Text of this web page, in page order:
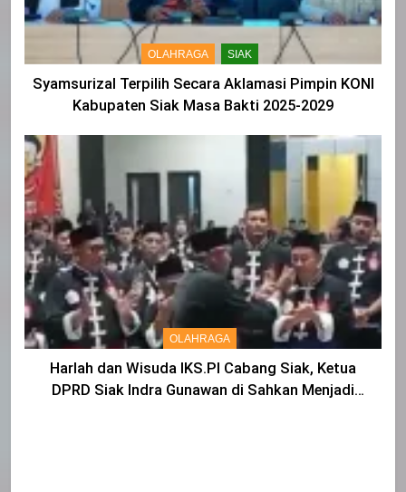
OLAHRAGA SIAK
Syamsurizal Terpilih Secara Aklamasi Pimpin KONI
Kabupaten Siak Masa Bakti 2025-2029
OLAHRAGA
Harlah dan Wisuda IKS.PI Cabang Siak, Ketua
DPRD Siak Indra Gunawan di Sahkan Menjadi